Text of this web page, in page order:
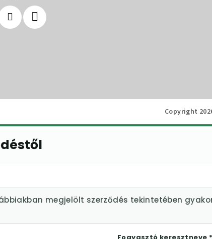
Copyright
megjelölt szerződés tekintetében